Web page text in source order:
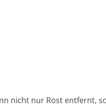
nicht nur Rost entfernt,